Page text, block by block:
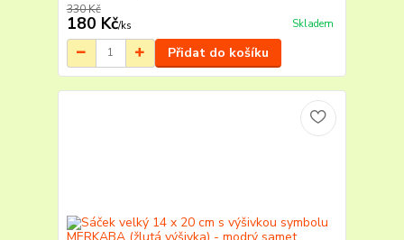
330 Kč
180 Kč/ks Skladem
Přidat do košíku